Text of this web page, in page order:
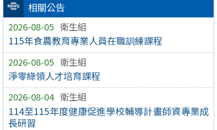
相關公告
2026-08-05 衛生組
115年食農教育專業人員在職訓練課程
2026-08-05 衛生組
淨零綠領人才培育課程
2026-08-04 衛生組
114至115年度健康促進學校輔導計畫師資專業成
長研習